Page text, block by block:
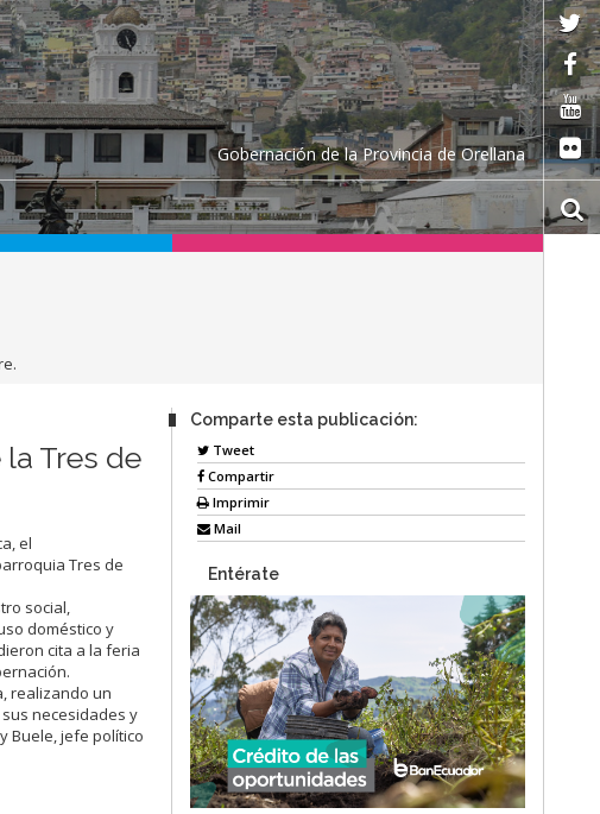
Gobernación de la Provincia de Orellana
Tres de
el
Tres de
social,
doméstico y
cita a la feria
realizando un
necesidades y
Buele, jefe político
Comparte esta publicación:
Tweet
Compartir
Imprimir
Mail
Entérate